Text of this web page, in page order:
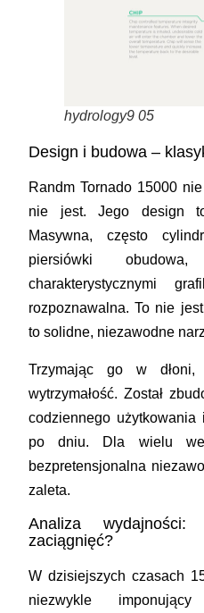
hydrology9 05
Design i budowa –
Randm Tornado 15000
nie jest. Jego design
Masywna, często
piersiówki
charakterystycznymi
rozpoznawalna. To nie
to solidne, niezawodne
Trzymając go w
wytrzymałość. Został
codziennego
po dniu. Dla wielu
bezpretensjonalna
zaleta.
Analiza
zaciągnięć?
W dzisiejszych czasach
niezwykle